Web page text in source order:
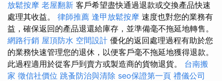
放鬆按摩 老屋翻新 客戶希望盡快通過退款或交換產品快速
處理其收益。 律師推薦 逢甲放鬆按摩 速度也對您的業務有
益，確保返回的產品退還給庫存，並準備毫不拖延地轉售。
網路行銷 屋頂防水 空間設計 優化的返回處理過程有助於您
的業務快速管理您的退休，以便客戶毫不拖延地獲得退款。
此過程適用於從客戶到賣方或製造商的貨物退貨。 台南搬
家 徵信社價位 跳蚤防治與清除 seo保證第一頁 禮儀公司